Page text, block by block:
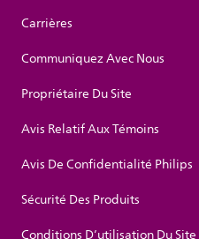
Carrières
Communiquez Avec Nous
Propriétaire Du Site
Avis Relatif Aux Témoins
Avis De Confidentialité Philips
Sécurité Des Produits